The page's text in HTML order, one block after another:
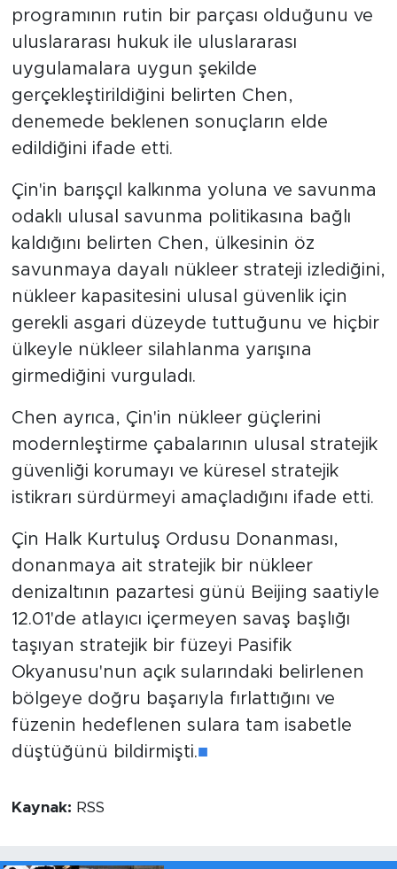
programının rutin bir parçası olduğunu ve
uluslararası hukuk ile uluslararası
uygulamalara uygun şekilde
gerçekleştirildiğini belirten Chen,
denemede beklenen sonuçların elde
edildiğini ifade etti.
Çin'in barışçıl kalkınma yoluna ve savunma
odaklı ulusal savunma politikasına bağlı
kaldığını belirten Chen, ülkesinin öz
savunmaya dayalı nükleer strateji izlediğini,
nükleer kapasitesini ulusal güvenlik için
gerekli asgari düzeyde tuttuğunu ve hiçbir
ülkeyle nükleer silahlanma yarışına
girmediğini vurguladı.
Chen ayrıca, Çin'in nükleer güçlerini
modernleştirme çabalarının ulusal stratejik
güvenliği korumayı ve küresel stratejik
istikrarı sürdürmeyi amaçladığını ifade etti.
Çin Halk Kurtuluş Ordusu Donanması,
donanmaya ait stratejik bir nükleer
denizaltının pazartesi günü Beijing saatiyle
12.01'de atlayıcı içermeyen savaş başlığı
taşıyan stratejik bir füzeyi Pasifik
Okyanusu'nun açık sularındaki belirlenen
bölgeye doğru başarıyla fırlattığını ve
füzenin hedeflenen sulara tam isabetle
düştüğünü bildirmişti.■
Kaynak: RSS